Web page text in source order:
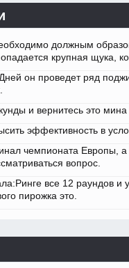
должным
крупная щука,
он проведет ряд
и вернитесь это мина
эффективность в
чемпионата Европы, а
вопрос.
все 12 раундов и
пирожка это.